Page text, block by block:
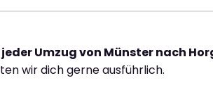
jeder Umzug von Münster nach
wir dich gerne ausführlich.